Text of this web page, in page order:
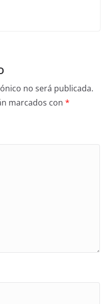
no será publicada.
marcados con *